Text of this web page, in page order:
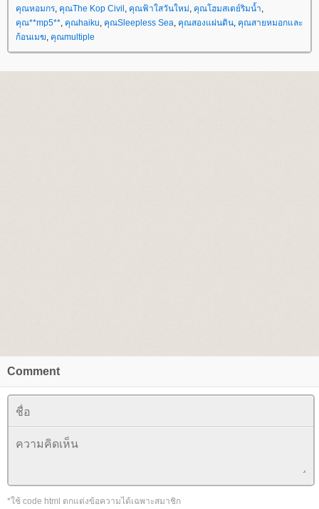
คุณหอมกร, คุณThe Kop Civil , คุณฟ้าใสวันใหม่, คุณโฮมสเตย์ริมน้ำ,
คุณ**mp5**, คุณhaiku, คุณSleepless Sea, คุณสองแผ่นดิน, คุณสายหมอกและ
ก้อนเมฆ, คุณmultiple
Comment
*ใช้ code html ตกแต่งข้อความได้เฉพาะสมาชิก